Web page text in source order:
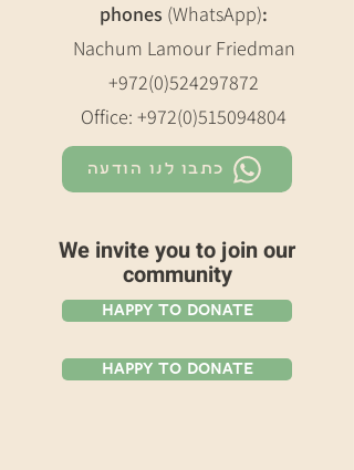
phones (WhatsApp):
Nachum Lamour Friedman
+972(0)524297872
Office: +972(0)515094804
כתבו לנו הודעה
We invite you to join our
community
Happy To Donate
Happy To Donate